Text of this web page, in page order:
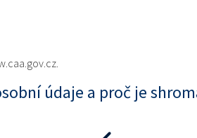
údaje a proč je